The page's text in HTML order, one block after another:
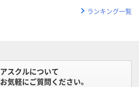
ランキング一覧
アスクルについて
お気軽にご質問ください。